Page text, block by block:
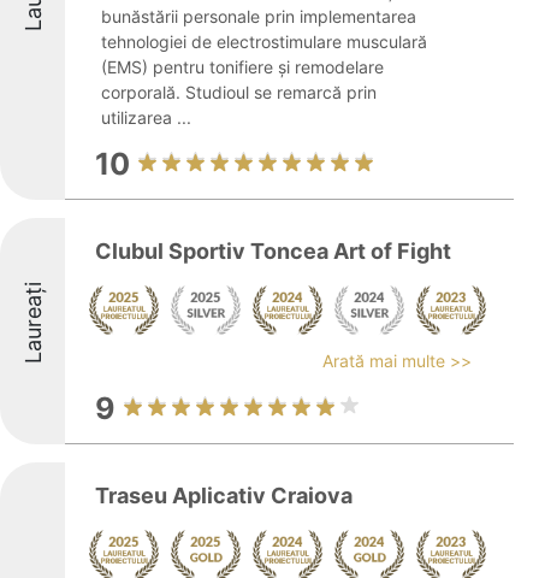
bunăstării personale prin implementarea
tehnologiei de electrostimulare musculară
(EMS) pentru tonifiere și remodelare
corporală. Studioul se remarcă prin
utilizarea ...
10
Laureați
Clubul Sportiv Toncea Art of Fight
Arată mai multe >>
9
Traseu Aplicativ Craiova